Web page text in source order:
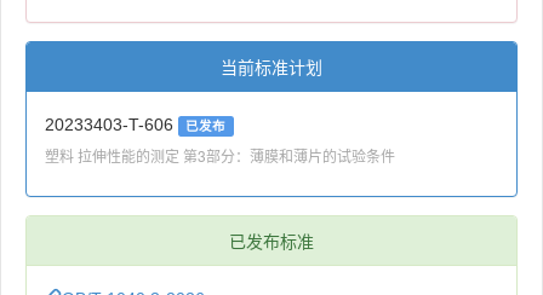
当前标准计划
20233403-T-606 已发布
塑料 拉伸性能的测定 第3部分：薄膜和薄片的试验条件
已发布标准